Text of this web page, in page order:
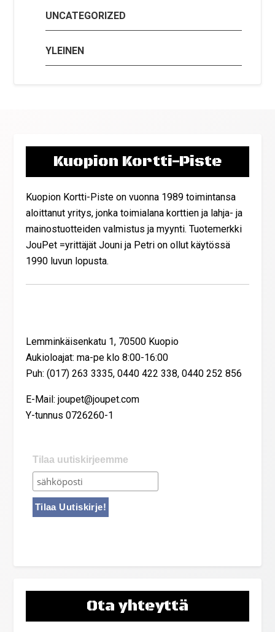
UNCATEGORIZED
YLEINEN
Kuopion Kortti-Piste
Kuopion Kortti-Piste on vuonna 1989 toimintansa
aloittanut yritys, jonka toimialana korttien ja lahja- ja
mainostuotteiden valmistus ja myynti. Tuotemerkki
JouPet =yrittäjät Jouni ja Petri on ollut käytössä
1990 luvun lopusta.
Lemminkäisenkatu 1, 70500 Kuopio
Aukioloajat: ma-pe klo 8:00-16:00
Puh: (017) 263 3335, 0440 422 338, 0440 252 856
E-Mail: joupet@joupet.com
Y-tunnus 0726260-1
Tilaa uutiskirjeemme
Ota yhteyttä